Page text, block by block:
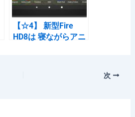
【☆4】 新型Fire
HD8は 寝ながらアニ
次